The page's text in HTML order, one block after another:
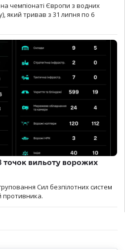
чемпіонаті Європи з водних
який тривав з 31 липня по 6
точок вильоту ворожих
Сил безпілотних систем
противника.